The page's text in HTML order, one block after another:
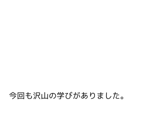
今回も沢山の学びがありました。